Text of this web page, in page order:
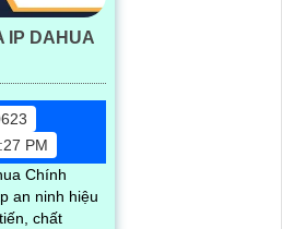
IP DAHUA
PM
Chính
an ninh hiệu
chất